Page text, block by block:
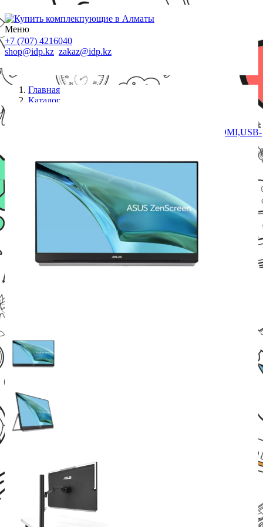
Меню
+7 (707) 4216040
shop@idp.kz zakaz@idp.kz
Главная
Каталог
(1920x1080x75Hz),250cd/m2,1k:1,178/178,5ms,HDMI,USB-